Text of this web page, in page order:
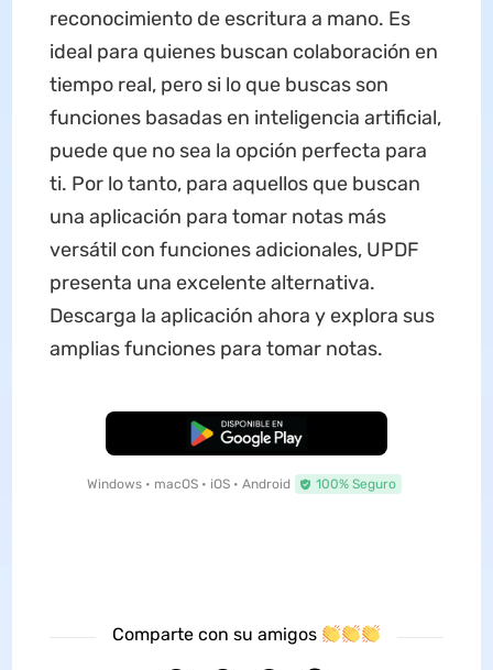
reconocimiento de escritura a mano. Es
ideal para quienes buscan colaboración en
tiempo real, pero si lo que buscas son
funciones basadas en inteligencia artificial,
puede que no sea la opción perfecta para
ti. Por lo tanto, para aquellos que buscan
una aplicación para tomar notas más
versátil con funciones adicionales, UPDF
presenta una excelente alternativa.
Descarga la aplicación ahora y explora sus
amplias funciones para tomar notas.
Descarga Gratuita
Windows • macOS • iOS • Android 100% Seguro
Comparte con su amigos